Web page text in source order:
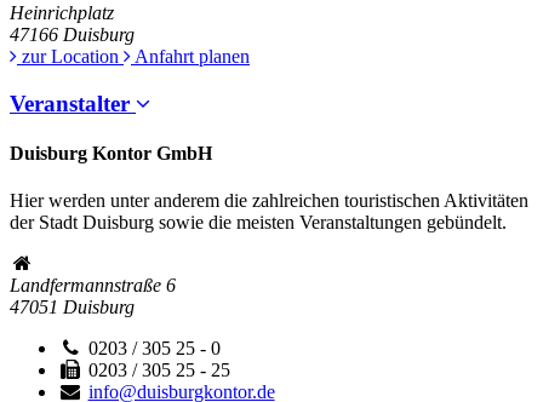
Heinrichplatz
47166 Duisburg
zur Location
Anfahrt planen
Veranstalter
Duisburg Kontor GmbH
Hier werden unter anderem die zahlreichen touristischen Aktivitäten
der Stadt Duisburg sowie die meisten Veranstaltungen gebündelt.
Landfermannstraße 6
47051 Duisburg
0203 / 305 25 - 0
0203 / 305 25 - 25
info@duisburgkontor.de